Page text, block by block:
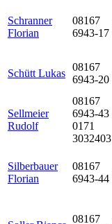
Schranner
Florian
08167
6943-17
Schütt Lukas
08167
6943-20
Sellmeier
Rudolf
08167
6943-43
0171
3032403
Silberbauer
Florian
08167
6943-44
08167